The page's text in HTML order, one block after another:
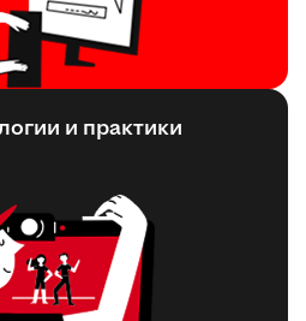
и практики